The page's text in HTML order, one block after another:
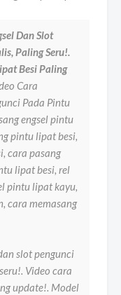
Dan Slot
Paling Seru!.
Besi Paling
Cara
Pada Pintu
engsel pintu
pintu lipat besi,
cara pasang
lipat besi, rel
pintu lipat kayu,
cara memasang
slot pengunci
Video cara
update!. Model